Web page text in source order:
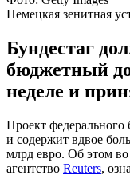
Немецкая зенитная
Бундестаг
бюджетный
неделе и
Проект
и содержит вдвое
млрд евро. Об этом
агентство Reuters,